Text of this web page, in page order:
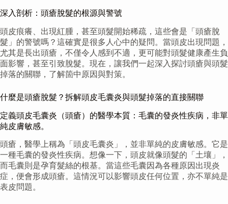
深入剖析：頭瘡脫髮的根源與警號
頭皮痕癢、出現紅腫，甚至頭髮開始稀疏，這些會是「頭瘡脫
髮」的警號嗎？這確實是很多人心中的疑問。當頭皮出現問題，
尤其是長出頭瘡，不僅令人感到不適，更可能對頭髮健康產生負
面影響，甚至引致脫髮。現在，讓我們一起深入探討頭瘡與頭髮
掉落的關聯，了解箇中原因與對策。
什麼是頭瘡脫髮？拆解頭皮毛囊炎與頭髮掉落的直接關聯
定義頭皮毛囊炎（頭瘡）的醫學本質：毛囊的發炎性疾病，非單
純皮膚敏感。
頭瘡，醫學上稱為「頭皮毛囊炎」，並非單純的皮膚敏感。它是
一種毛囊的發炎性疾病。想像一下，頭皮就像頭髮的「土壤」，
而毛囊則是孕育髮絲的根基。當這些毛囊因為各種原因出現炎
症，便會形成頭瘡。這情況可以影響頭皮任何位置，亦不單純是
表皮問題。